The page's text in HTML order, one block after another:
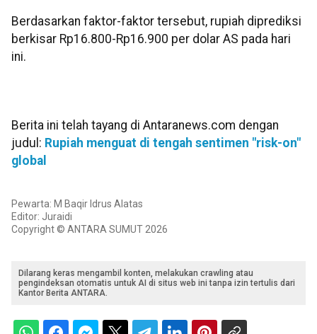
Berdasarkan faktor-faktor tersebut, rupiah diprediksi
berkisar Rp16.800-Rp16.900 per dolar AS pada hari
ini.
Berita ini telah tayang di Antaranews.com dengan
judul: Rupiah menguat di tengah sentimen "risk-on"
global
Pewarta: M Baqir Idrus Alatas
Editor: Juraidi
Copyright © ANTARA SUMUT 2026
Dilarang keras mengambil konten, melakukan crawling atau
pengindeksan otomatis untuk AI di situs web ini tanpa izin tertulis dari
Kantor Berita ANTARA.